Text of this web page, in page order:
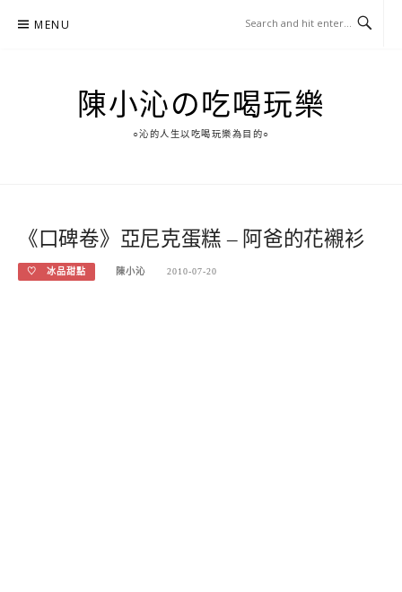
MENU
陳小沁の吃喝玩樂
○沁的人生以吃喝玩樂為目的○
《口碑卷》亞尼克蛋糕 – 阿爸的花襯衫
♡ 冰品甜點 陳小沁 2010-07-20